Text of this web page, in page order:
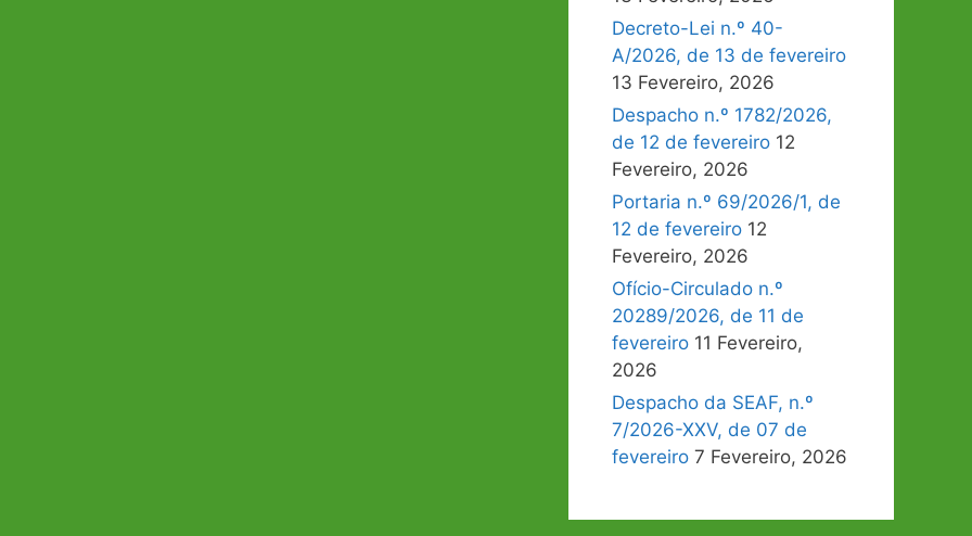
Decreto-Lei n.º 40-
A/2026, de 13 de fevereiro
13 Fevereiro, 2026
Despacho n.º 1782/2026,
de 12 de fevereiro 12
Fevereiro, 2026
Portaria n.º 69/2026/1, de
12 de fevereiro 12
Fevereiro, 2026
Ofício-Circulado n.º
20289/2026, de 11 de
fevereiro 11 Fevereiro,
2026
Despacho da SEAF, n.º
7/2026-XXV, de 07 de
fevereiro 7 Fevereiro, 2026